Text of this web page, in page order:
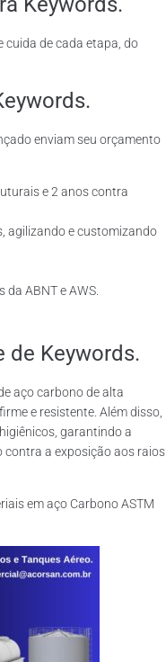
cuida de cada etapa, do
enviam seu orçamento
e 2 anos contra
agilizando e customizando
ABNT e AWS.
de Keywords.
aço carbono de alta
e resistente. Além disso,
garantindo a
contra a exposição aos raios
em aço Carbono ASTM